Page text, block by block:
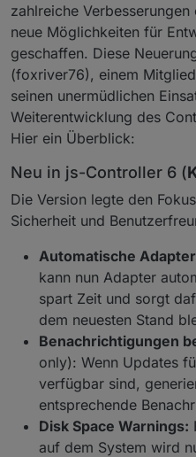
zahlreiche
neue Möglichkeiten für
geschaffen. Diese
(foxriver76), einem
seinen unermüdlichen
Weiterentwicklung des
Hier ein Überblick:
Neu in js-Controller 6 (
Die Version legte den
Sicherheit und
Automatische
kann nun Adapter
spart Zeit und sorgt
dem neuesten Stand
Benachrichtigungen
only): Wenn Updates
verfügbar sind,
entsprechende
Disk Space Warnings:
auf dem System wird